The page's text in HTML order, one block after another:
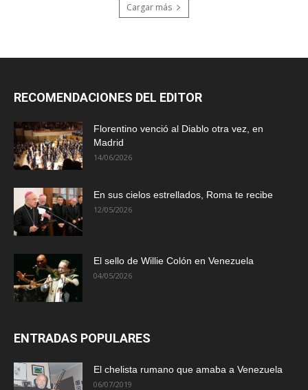
Cargar más
RECOMENDACIONES DEL EDITOR
Florentino venció al Diablo otra vez, en
Madrid
14/06/2026
En sus cielos estrellados, Roma te recibe
12/05/2026
El sello de Willie Colón en Venezuela
04/05/2026
ENTRADAS POPULARES
El chelista rumano que amaba a Venezuela
06/07/2019